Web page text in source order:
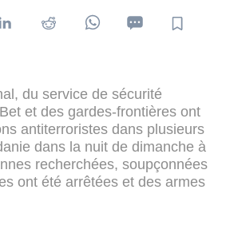
du service de sécurité
et des gardes-frontières ont
antiterroristes dans plusieurs
dans la nuit de dimanche à
recherchées, soupçonnées
ont été arrêtées et des armes